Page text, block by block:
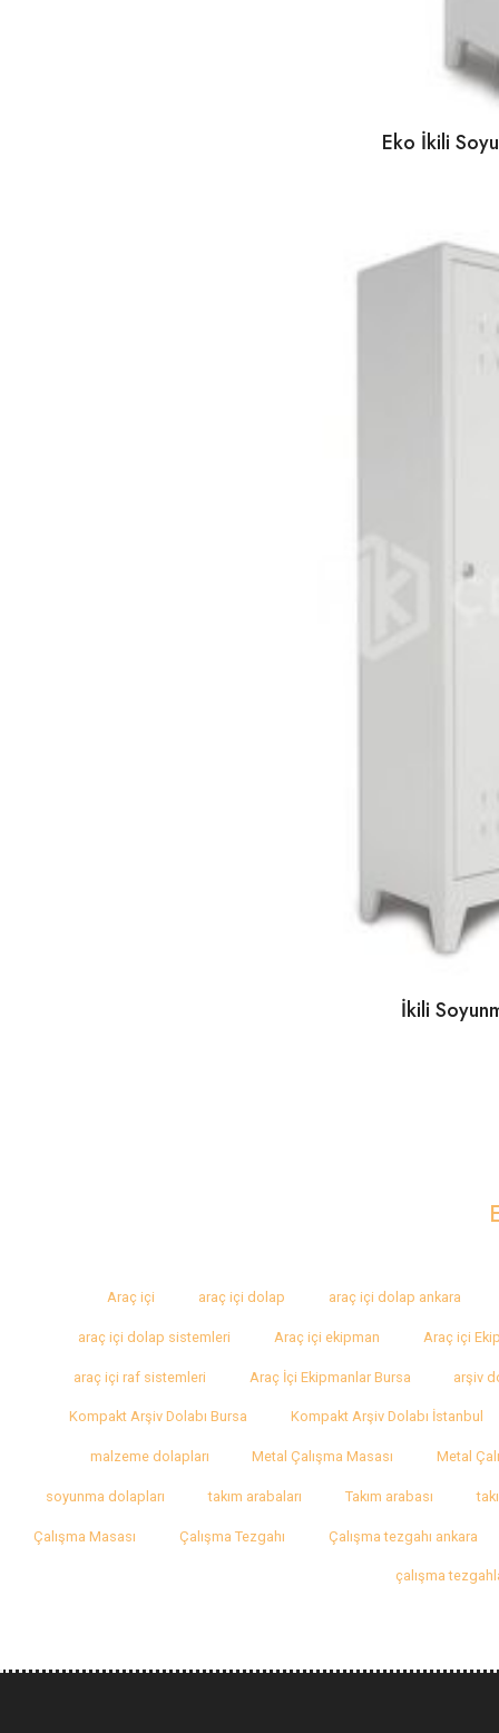
Eko İkili
İkili
Araç içi araç içi dolap araç içi dolap ankara
araç içi dolap sistemleri Araç içi ekipman Araç içi
araç içi raf sistemleri Araç İçi Ekipmanlar Bursa arşiv
Kompakt Arşiv Dolabı Bursa Kompakt Arşiv Dolabı İstanbul
malzeme dolapları Metal Çalışma Masası Metal
soyunma dolapları takım arabaları Takım arabası
Çalışma Masası Çalışma Tezgahı Çalışma tezgahı ankara
çalışma